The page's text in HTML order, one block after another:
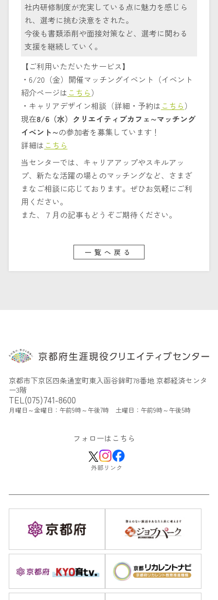
社内研修制度が充実している点に魅力を感じら
れ、選考に挑む決意をされた。
今後も書類添削や面接対策など、選考に関わる
支援を継続していく。
【ご利用いただいたサービス】
・6/20（金）開催マッチングイベント（イベント
紹介ページは こちら）
・キャリアデザイン相談（詳細・予約は こちら）
現在8/6（水）クリエイティブカフェ∼マッチング
イベント∼の参加者を募集しています！
詳細は こちら
当センターでは、キャリアアップやスキルアッ
プ、新たな活躍の場とのマッチングなど、さまざ
まなご相談に応じております。ぜひお気軽にご利
用ください。
また、７月の記事もどうぞご期待ください。
一覧へ戻る
京都市下京区四条通室町東入函谷鉾町78番地 京都経済センタ
ー3階
TEL(075)741-8600
月曜日～金曜日：午前9時～午後7時 土曜日：午前9時～午後5時
フォローはこちら
外部リンク